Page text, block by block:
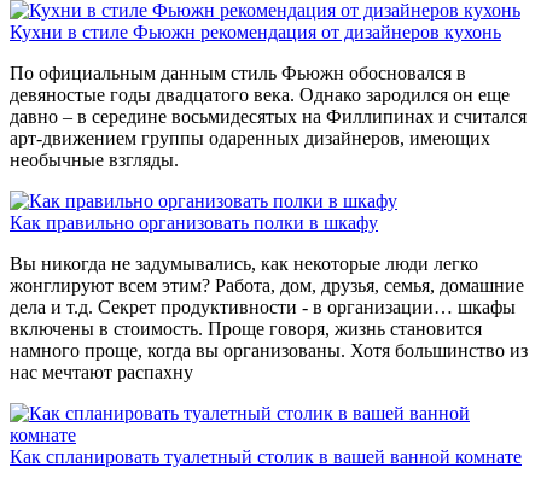
Кухни в стиле Фьюжн рекомендация от дизайнеров кухонь
По официальным данным стиль Фьюжн обосновался в
девяностые годы двадцатого века. Однако зародился он еще
давно – в середине восьмидесятых на Филлипинах и считался
арт-движением группы одаренных дизайнеров, имеющих
необычные взгляды.
Как правильно организовать полки в шкафу
Вы никогда не задумывались, как некоторые люди легко
жонглируют всем этим? Работа, дом, друзья, семья, домашние
дела и т.д. Секрет продуктивности - в организации… шкафы
включены в стоимость. Проще говоря, жизнь становится
намного проще, когда вы организованы. Хотя большинство из
нас мечтают распахну
Как спланировать туалетный столик в вашей ванной комнате